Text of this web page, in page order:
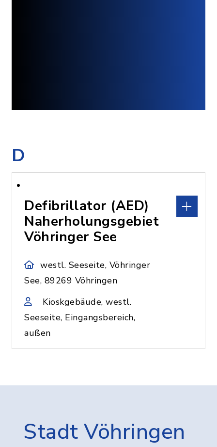
D
Defibrillator (AED)
Naherholungsgebiet
Vöhringer See
westl. Seeseite, Vöhringer
See, 89269 Vöhringen
Kioskgebäude, westl.
Seeseite, Eingangsbereich,
außen
Stadt Vöhringen